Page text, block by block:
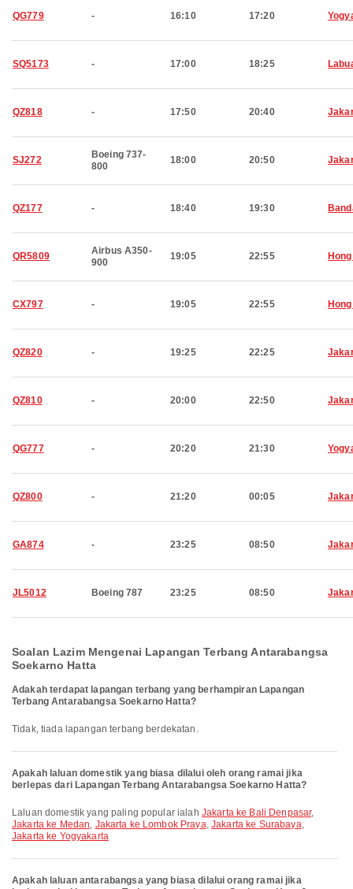
QG779 - 16:10 17:20
SQ5173 - 17:00 18:25
QZ818 - 17:50 20:40
SJ272
Boeing 737-
800
18:00 20:50
QZ177 - 18:40 19:30
QR5809
Airbus A350-
900
19:05 22:55
CX797 - 19:05 22:55
QZ820 - 19:25 22:25
QZ810 - 20:00 22:50
QG777 - 20:20 21:30
QZ800 - 21:20 00:05
GA874 - 23:25 08:50
JL5012 Boeing 787 23:25 08:50
Soalan Lazim Mengenai Lapangan Terbang Antarabangsa
Soekarno Hatta
Adakah terdapat lapangan terbang yang berhampiran Lapangan
Terbang Antarabangsa Soekarno Hatta?
Tidak, tiada lapangan terbang berdekatan.
Apakah laluan domestik yang biasa dilalui oleh orang ramai jika
berlepas dari Lapangan Terbang Antarabangsa Soekarno Hatta?
Laluan domestik yang paling popular ialah Jakarta ke Bali Denpasar,
Jakarta ke Medan, Jakarta ke Lombok Praya,Jakarta ke Surabaya,
Jakarta ke Yogyakarta
Apakah laluan antarabangsa yang biasa dilalui orang ramai jika